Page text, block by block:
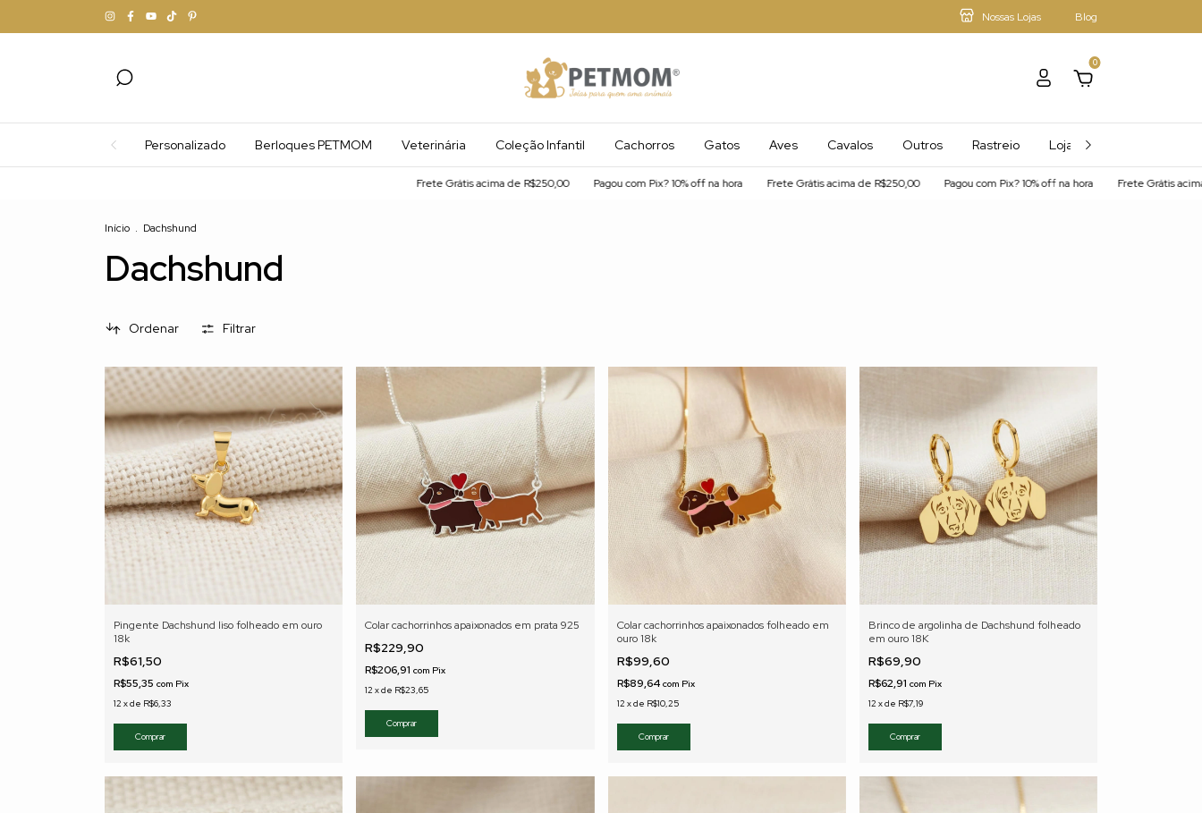
Nossas Lojas Blog
0
Personalizado Berloques PETMOM Veterinária Coleção Infantil Cachorros Gatos Aves Cavalos Outros Rastreio Loja - Mais Afiliados
Pagou com Pix? 10% off na hora Frete Grátis acima de R$250,00 Pagou com Pix? 10% off na hora Frete Grátis acima de R$250,00 Pagou com
Início . Dachshund
Dachshund
Ordenar Filtrar
Pingente Dachshund liso folheado em ouro
18k
R$61,50
R$55,35 com Pix
12 xde R$6,33
Colar cachorrinhos apaixonados em prata 925
R$229,90
R$206,91com Pix
12 xde R$23,65
Colar cachorrinhos apaixonados folheado em
ouro 18k
R$99,60
R$89,64 com Pix
12 xde R$10,25
Brinco de argolinha de Dachshund folheado
em ouro 18K
R$69,90
R$62,91 com Pix
12 xde R$7,19